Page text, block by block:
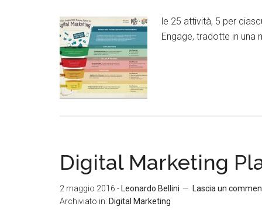
le 25 attività, 5 per
Engage, tradotte in una
Digital Marketing
2 maggio 2016 - Leonardo Bellini
Lascia un
Archiviato in: Digital Marketing